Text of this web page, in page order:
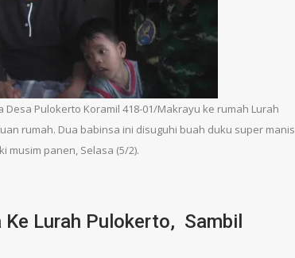
Pulokerto Koramil 418-01/Makrayu ke rumah Lurah
rumah. Dua babinsa ini disuguhi buah duku super manis
musim panen, Selasa (5/2).
Lurah Pulokerto, Sambil